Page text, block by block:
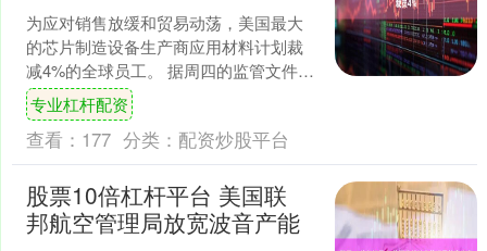
为应对销售放缓和贸易动荡，美国最大
的芯片制造设备生产商应用材料计划裁
减4%的全球员工。 据周四的监管文件，
该公司将裁减这些职位，力争“成为更具
竞争力和生产力的组....
专业杠杆配资
查看： 177 分类： 配资炒股平台
股票10倍杠杆平台 美国联
邦航空管理局放宽波音产能